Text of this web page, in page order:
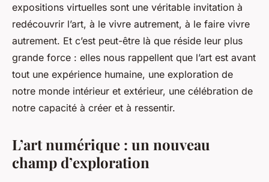
expositions virtuelles sont une véritable invitation à
redécouvrir l’art, à le vivre autrement, à le faire vivre
autrement. Et c’est peut-être là que réside leur plus
grande force : elles nous rappellent que l’art est avant
tout une expérience humaine, une exploration de
notre monde intérieur et extérieur, une célébration de
notre capacité à créer et à ressentir.
L’art numérique : un nouveau
champ d’exploration